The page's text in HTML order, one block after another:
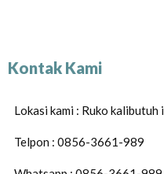
Kontak Kami
Lokasi kami : Ruko kalibutuh
Telpon : 0856-3661-989